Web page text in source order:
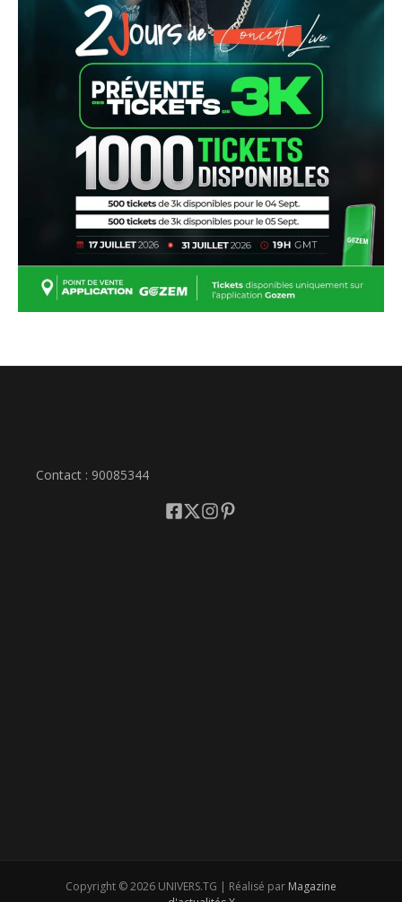
Contact : 90085344
Copyright © 2026 UNIVERS.TG | Réalisé par Magazine